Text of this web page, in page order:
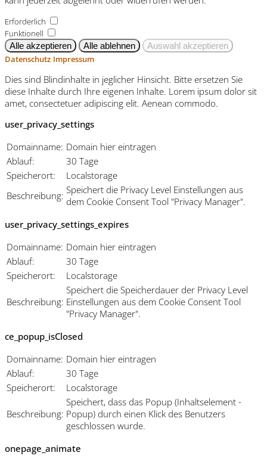
Erforderlich
Funktionell
Datenschutz Impressum
Dies sind Blindinhalte in jeglicher Hinsicht. Bitte ersetzen Sie
diese Inhalte durch Ihre eigenen Inhalte. Lorem ipsum dolor sit
amet, consectetuer adipiscing elit. Aenean commodo.
user_privacy_settings
Domainname: Domain hier eintragen
Ablauf:
30 Tage
Speicherort:
Localstorage
Beschreibung: Speichert die Privacy Level Einstellungen aus
dem Cookie Consent Tool "Privacy Manager".
user_privacy_settings_expires
Domainname: Domain hier eintragen
Ablauf:
30 Tage
Speicherort:
Localstorage
Beschreibung:
Speichert die Speicherdauer der Privacy Level
Einstellungen aus dem Cookie Consent Tool
"Privacy Manager".
ce_popup_isClosed
Domainname: Domain hier eintragen
Ablauf:
30 Tage
Speicherort:
Localstorage
Beschreibung:
Speichert, dass das Popup (Inhaltselement -
Popup) durch einen Klick des Benutzers
geschlossen wurde.
onepage_animate